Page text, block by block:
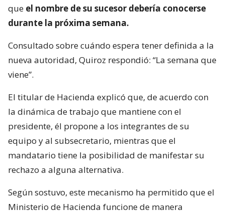
que el nombre de su sucesor debería conocerse
durante la próxima semana.
Consultado sobre cuándo espera tener definida a la
nueva autoridad, Quiroz respondió: “La semana que
viene”.
El titular de Hacienda explicó que, de acuerdo con
la dinámica de trabajo que mantiene con el
presidente, él propone a los integrantes de su
equipo y al subsecretario, mientras que el
mandatario tiene la posibilidad de manifestar su
rechazo a alguna alternativa.
Según sostuvo, este mecanismo ha permitido que el
Ministerio de Hacienda funcione de manera